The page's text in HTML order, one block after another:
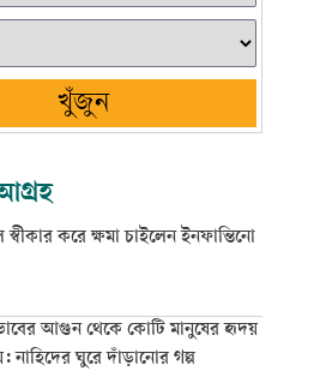
খুঁজুন
করে ক্ষমা চাইলেন ইনফান্তিনো
আগুন থেকে কোটি মানুষের হৃদয়
নাহিদের ঘুরে দাঁড়ানোর গল্প